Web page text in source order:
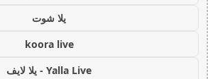
يلا شوت
koora live
Yalla Live - يلا لايف